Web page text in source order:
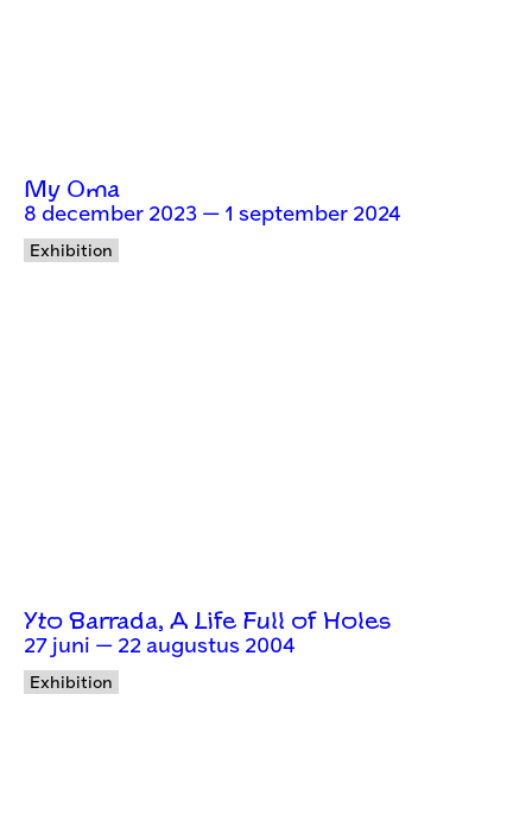
My Oma
8 december 2023 — 1 september 2024
Exhibition
Yto Barrada, A Life Full of Holes
27 juni — 22 augustus 2004
Exhibition